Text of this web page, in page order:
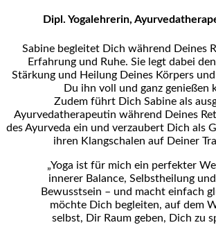
Dipl. Yogalehrerin,
Sabine begleitet Dich während Deines
Erfahrung und Ruhe. Sie legt dabei
Stärkung und Heilung Deines Körpers
Du ihn voll und ganz genießen
Zudem führt Dich Sabine als
Ayurvedatherapeutin während Deines
des Ayurveda ein und verzaubert Dich als
ihren Klangschalen auf Deiner
„Yoga ist für mich ein perfekter
innerer Balance, Selbstheilung
Bewusstsein – und macht einfach
möchte Dich begleiten, auf dem
selbst, Dir Raum geben, Dich zu